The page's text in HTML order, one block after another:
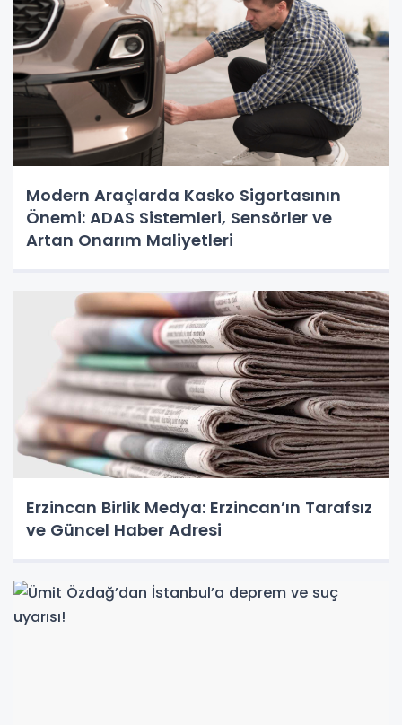
Modern Araçlarda Kasko Sigortasının
Önemi: ADAS Sistemleri, Sensörler ve
Artan Onarım Maliyetleri
Erzincan Birlik Medya: Erzincan’ın Tarafsız
ve Güncel Haber Adresi